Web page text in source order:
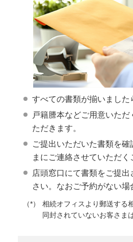
すべての書類が揃いました
戸籍謄本などご用意いた
ただきます。
ご提出いただいた書類を
まにご連絡させていただく
店頭窓口にて書類をご提
さい。なおご予約がない場
相続オフィスより郵送する
同封されていないお客さま